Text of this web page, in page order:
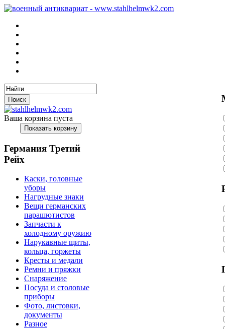
Ваша корзина пуста
Германия Третий
Рейх
Каски, головные
уборы
Нагрудные знаки
Вещи германских
парашютистов
Запчасти к
холодному оружию
Нарукавные щиты,
кольца, горжеты
Кресты и медали
Ремни и пряжки
Снаряжение
Посуда и столовые
приборы
Фото, листовки,
документы
Разное